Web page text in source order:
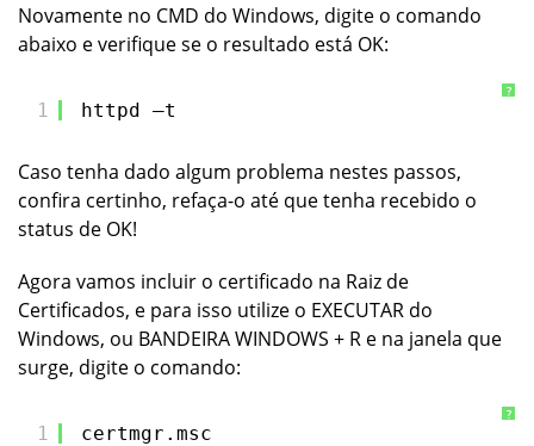
Novamente no CMD do Windows, digite o comando
abaixo e verifique se o resultado está OK:
?
1 httpd –t
Caso tenha dado algum problema nestes passos,
confira certinho, refaça-o até que tenha recebido o
status de OK!
Agora vamos incluir o certificado na Raiz de
Certificados, e para isso utilize o EXECUTAR do
Windows, ou BANDEIRA WINDOWS + R e na janela que
surge, digite o comando:
?
1 certmgr.msc